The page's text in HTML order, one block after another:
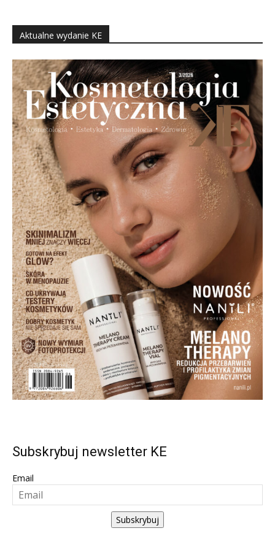
Aktualne wydanie KE
Subskrybuj newsletter KE
Email
Subskrybuj